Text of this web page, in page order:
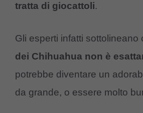
tratta di giocattoli.
Gli esperti infatti sottolineano
dei Chihuahua non è
potrebbe diventare un
da grande, o essere molto